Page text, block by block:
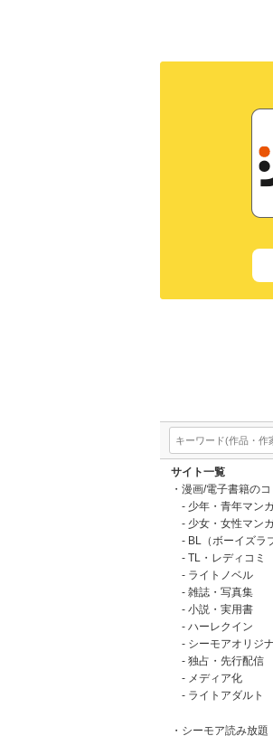
サイト一覧
漫画/電子書籍の
少年・青年マン
少女・女性マン
BL（ボーイズラ
TL・レディコミ
ライトノベル
雑誌・写真集
小説・実用書
ハーレクイン
シーモアオリジ
独占・先行配信
メディア化
ライトアダルト
シーモア読み放題